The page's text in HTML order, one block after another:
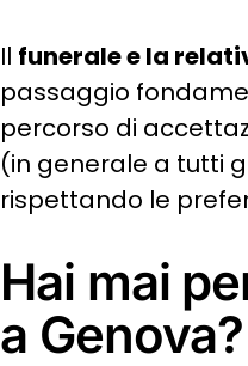
Il funerale e la
passaggio
percorso di
(in generale a tutti
rispettando le
Hai mai
a Genova?